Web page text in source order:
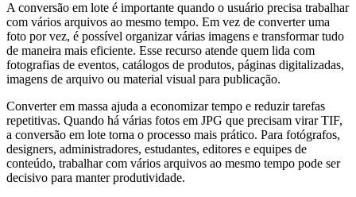
A conversão em lote é importante quando o usuário precisa trabalhar
com vários arquivos ao mesmo tempo. Em vez de converter uma
foto por vez, é possível organizar várias imagens e transformar tudo
de maneira mais eficiente. Esse recurso atende quem lida com
fotografias de eventos, catálogos de produtos, páginas digitalizadas,
imagens de arquivo ou material visual para publicação.
Converter em massa ajuda a economizar tempo e reduzir tarefas
repetitivas. Quando há várias fotos em JPG que precisam virar TIF,
a conversão em lote torna o processo mais prático. Para fotógrafos,
designers, administradores, estudantes, editores e equipes de
conteúdo, trabalhar com vários arquivos ao mesmo tempo pode ser
decisivo para manter produtividade.